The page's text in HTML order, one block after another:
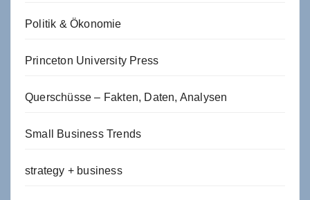
Politik & Ökonomie
Princeton University Press
Querschüsse – Fakten, Daten, Analysen
Small Business Trends
strategy + business